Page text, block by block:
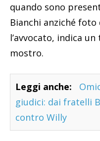
quando sono
Bianchi anziché foto
l’avvocato, indica
mostro.
Leggi anche:
giudici: dai fratelli
contro Willy